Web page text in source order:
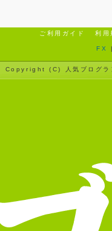
ご利用ガイド 利用
FX
Copyright (C) 人気ブログ